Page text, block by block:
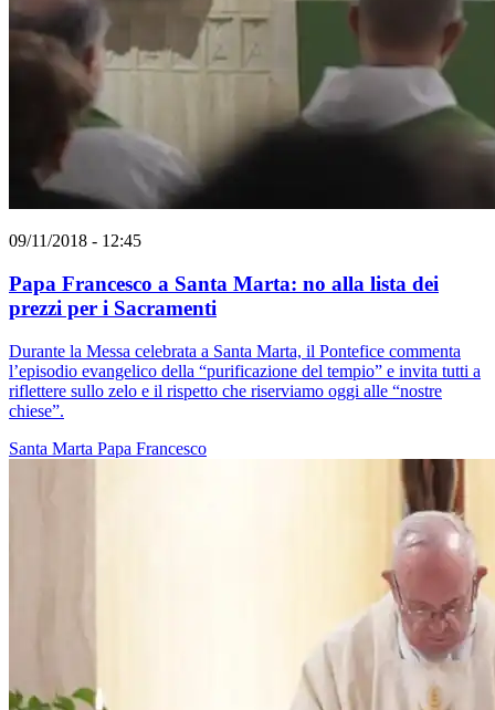
09/11/2018 - 12:45
Papa Francesco a Santa Marta: no alla lista dei
prezzi per i Sacramenti
Durante la Messa celebrata a Santa Marta, il Pontefice commenta
l’episodio evangelico della “purificazione del tempio” e invita tutti a
riflettere sullo zelo e il rispetto che riserviamo oggi alle “nostre
chiese”.
Santa Marta Papa Francesco